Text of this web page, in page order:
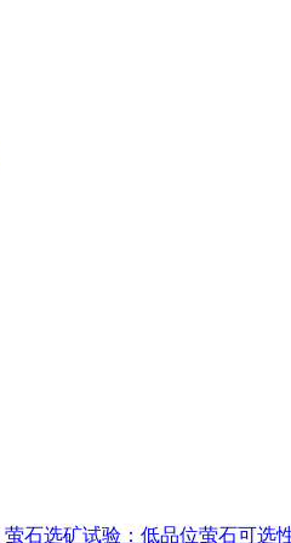
萤石选矿试验：低品位萤石可选